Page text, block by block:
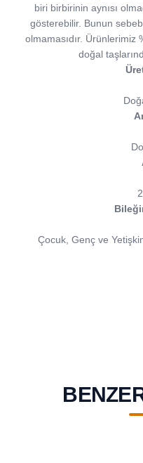
biri birbirinin aynısı
gösterebilir. Bunun
olmamasıdır. Ürünlerimiz
doğal
Çocuk, Genç ve